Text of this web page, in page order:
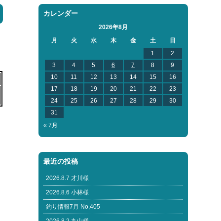
カレンダー
2026年8月
月
火 水 木 金 土
日
1
2
3
4 5 6 7 8
9
10
11 12 13 14 15
16
17
18 19 20 21 22
23
24
25 26 27 28 29
30
31
« 7月
最近の投稿
2026.8.7 才川様
2026.8.6 小林様
釣り情報7月 No,405